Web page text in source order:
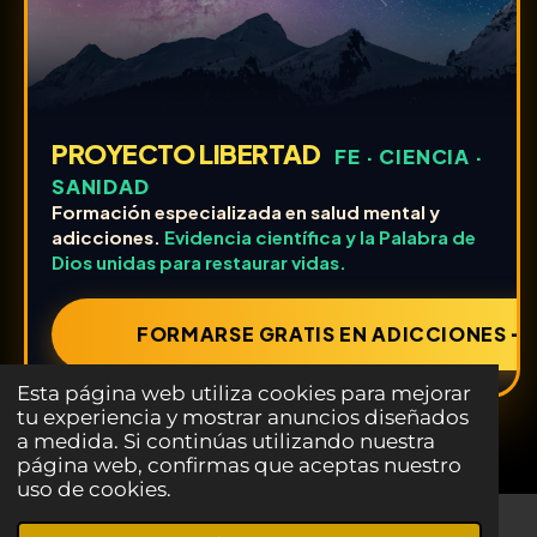
Esta página web utiliza cookies para mejorar
tu experiencia y mostrar anuncios diseñados
a medida. Si continúas utilizando nuestra
página web, confirmas que aceptas nuestro
uso de cookies.
PROYECTO LIBERTAD
FE · CIENCIA ·
SANIDAD
Formación especializada en salud mental y
adicciones. Evidencia científica y la Palabra de
Dios unidas para restaurar vidas.
FORMARSE GRATIS EN ADICCIONES ➔